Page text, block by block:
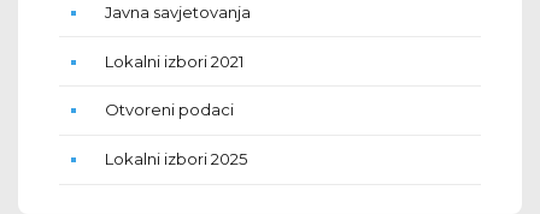
Javna savjetovanja
Lokalni izbori 2021
Otvoreni podaci
Lokalni izbori 2025